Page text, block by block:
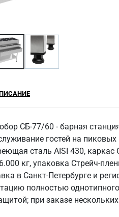
СБ-77/60 - барная
гостей на
сталь AISI 430, каркас
кг, упаковка Стрейч-
в Санкт‑Петербурге и
полностью
при заказе